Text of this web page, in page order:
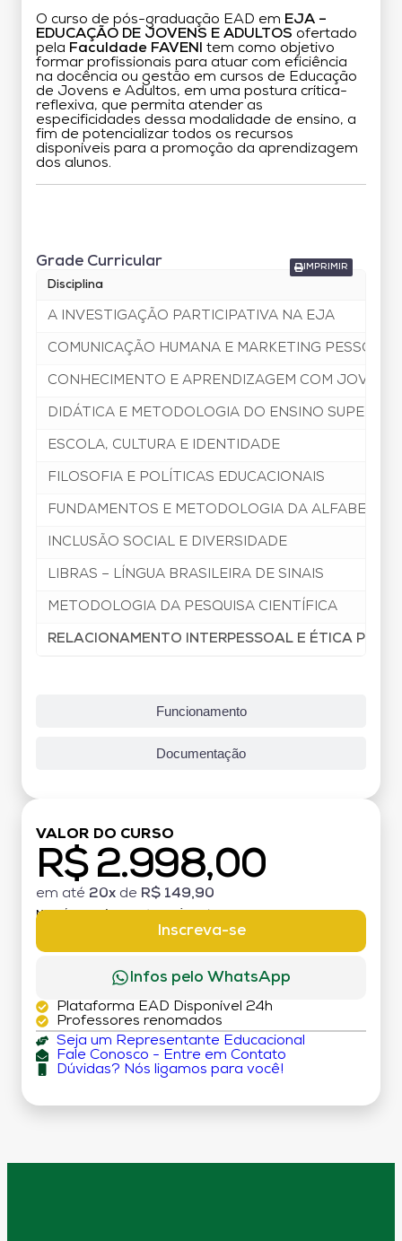
O curso de pós-graduação EAD em EJA –
EDUCAÇÃO DE JOVENS E ADULTOS ofertado
pela Faculdade FAVENI
tem como objetivo
formar profissionais para atuar com eficiência
na docência ou gestão em cursos de Educação
de Jovens e Adultos, em uma postura crítica-
reflexiva, que permita atender as
especificidades dessa modalidade de ensino, a
fim de potencializar todos os recursos
disponíveis para a promoção da aprendizagem
dos alunos.
Funcionamento
Documentação
IMPRIMIR
Grade Curricular
Disciplina
A INVESTIGAÇÃO PARTICIPATIVA NA EJA
COMUNICAÇÃO HUMANA E MARKETING PESSOAL
CONHECIMENTO E APRENDIZAGEM COM JOVENS
DIDÁTICA E METODOLOGIA DO ENSINO SUPERIOR
ESCOLA, CULTURA E IDENTIDADE
FILOSOFIA E POLÍTICAS EDUCACIONAIS
FUNDAMENTOS E METODOLOGIA DA
INCLUSÃO SOCIAL E DIVERSIDADE
LIBRAS – LÍNGUA BRASILEIRA DE SINAIS
METODOLOGIA DA PESQUISA CIENTÍFICA
RELACIONAMENTO INTERPESSOAL E ÉTICA
VALOR DO CURSO
R$ 2.998,00
em até 20x de R$ 149,90
MATRÍCULA:
Inscreva-se
Infos pelo WhatsApp
Plataforma EAD Disponível 24h
Professores renomados
Seja um Representante Educacional
Fale Conosco - Entre em Contato
Dúvidas? Nós ligamos para você!